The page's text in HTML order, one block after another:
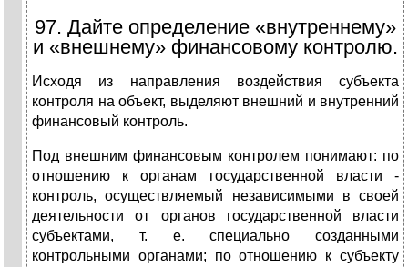
97. Дайте определение «внутреннему»
и «внешнему» финансовому контролю.
Исходя из направления воздействия субъекта
контроля на объект, выделяют внешний и внутренний
финансовый контроль.
Под внешним финансовым контролем понимают: по
отношению к органам государственной власти -
контроль, осуществляемый независимыми в своей
деятельности от органов государственной власти
субъектами, т. е. специально созданными
контрольными органами; по отношению к субъекту